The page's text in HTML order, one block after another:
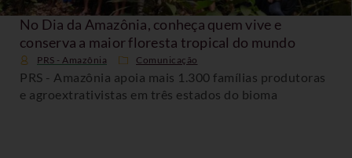
No Dia da Amazônia, conheça quem vive e
conserva a maior floresta tropical do mundo
PRS - Amazônia Comunicação
PRS - Amazônia apoia mais 1.300 famílias produtoras
e agroextrativistas em três estados do bioma